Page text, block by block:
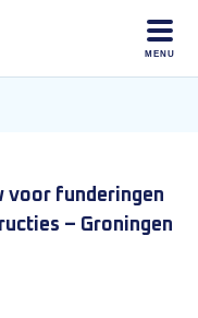
MENU
voor funderingen
– Groningen